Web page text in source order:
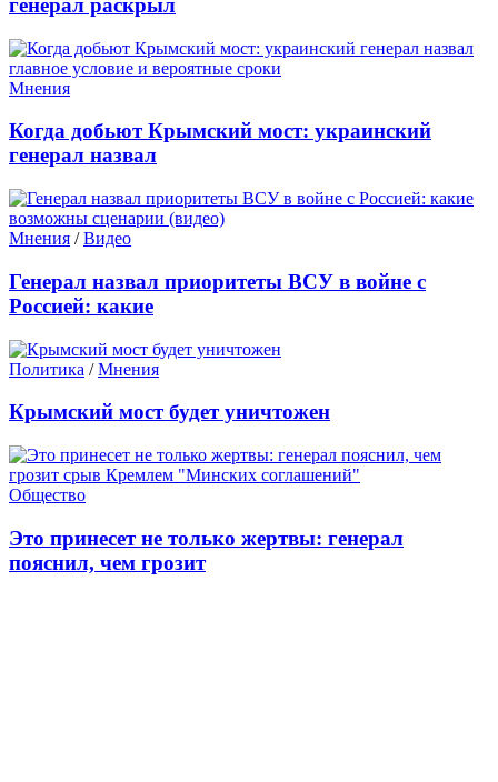
генерал раскрыл
Мнения
Когда добьют Крымский мост: украинский
генерал назвал
Мнения /Видео
Генерал назвал приоритеты ВСУ в войне с
Россией: какие
Политика /Мнения
Крымский мост будет уничтожен
Общество
Это принесет не только жертвы: генерал
пояснил, чем грозит